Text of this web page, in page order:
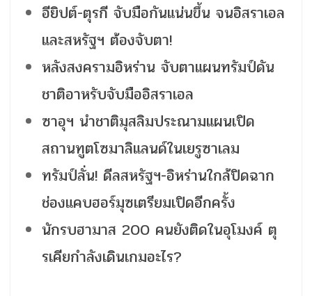
อียิปต์-ตุรกี จับมือกันแน่นขึ้น จนอิสราเอล
และสหรัฐฯ ต้องจับตา!
หลังสงครามอิหร่าน จับตาแผนทรัมป์ดัน
ชาติอาหรับจับมืออิสราเอล
ซาอุฯ นำชาติมุสลิมประณามแผนเปิด
สถานทูตโซมาลิแลนด์ในเยรูซาเลม
ทรัมป์ลั่น! ดีลสหรัฐฯ-อิหร่านใกล้ปิดฉาก
ช่องแคบฮอร์มุซเตรียมเปิดอีกครั้ง
นักรบฮามาส 200 คนยังติดในอุโมงค์ ตุ
รเคียกำลังเดินเกมอะไร?